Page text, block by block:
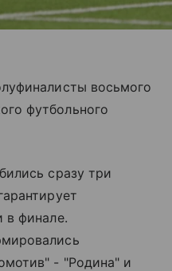
восьмого
футбольного
сразу три
в финале.
- "Родина" и